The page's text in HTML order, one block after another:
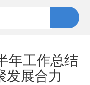
年工作总结
发展合力